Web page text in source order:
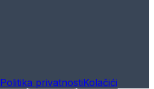
Politika privatnostiKolačići